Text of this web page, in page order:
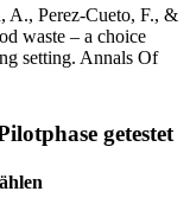
A., Perez-Cueto, F., &
waste – a choice
setting. Annals Of
getestet